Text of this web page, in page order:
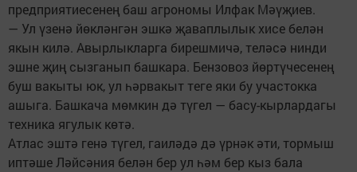
предприятиесенең баш агрономы Илфак Мәүҗиев.
— Ул үзенә йөкләнгән эшкә җаваплылык хисе белән
якын килә. Авырлыкларга бирешмичә, теләсә нинди
эшне җиң сызганып башкара. Бензовоз йөртүчесенең
буш вакыты юк, ул һәрвакыт теге яки бу участокка
ашыга. Башкача мөмкин дә түгел — басу-кырлардагы
техника ягулык көтә.
Атлас эштә генә түгел, гаиләдә дә үрнәк әти, тормыш
иптәше Ләйсәния белән бер ул һәм бер кыз бала